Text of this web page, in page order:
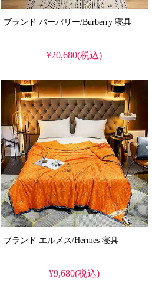
ブランド バーバリー/Burberry 寝具
¥20,680(税込)
ブランド エルメス/Hermes 寝具
¥9,680(税込)